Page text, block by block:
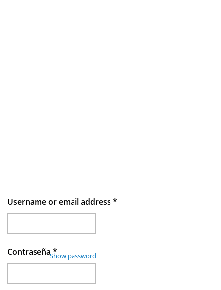
Username or email address *
Contraseña*
Show password